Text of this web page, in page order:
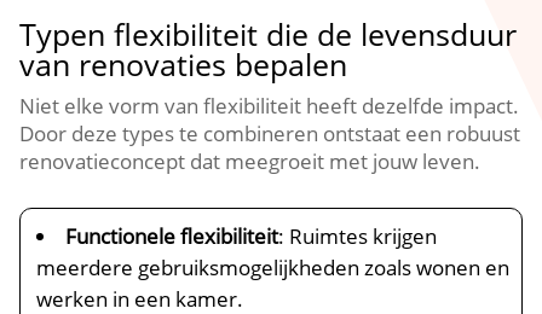
Typen flexibiliteit die de levensduur
van renovaties bepalen
Niet elke vorm van flexibiliteit heeft dezelfde impact.​
Door deze types te combineren ontstaat een robuust
renovatieconcept dat meegroeit met jouw leven.​
Functionele flexibiliteit: Ruimtes krijgen
meerdere gebruiksmogelijkheden zoals wonen en
werken in een kamer.​